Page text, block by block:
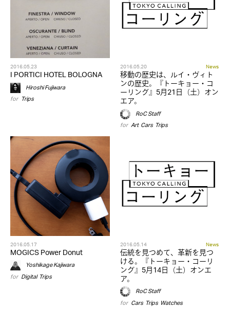
2016.05.23
I PORTICI HOTEL BOLOGNA
Hiroshi Fujiwara
for Trips
2016.05.20 News
移動の歴史は、ルイ・ヴィト
ンの歴史。『トーキョー・コ
ーリング』5月21日（土）オン
エア。
RoC Staff
for Art,Cars, Trips
2016.05.17
MOGICS Power Donut
Yoshikage Kajiwara
for Digital,Trips
2016.05.14 News
伝統を見つめて、革新を見つ
ける。『トーキョー・コーリ
ング』5月14日（土）オンエ
ア。
RoC Staff
for Cars, Trips, Watches